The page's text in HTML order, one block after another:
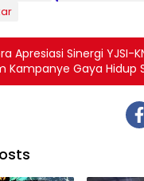
Apresiasi Sinergi YJSI-
Kampanye Gaya Hidup
Pemuda